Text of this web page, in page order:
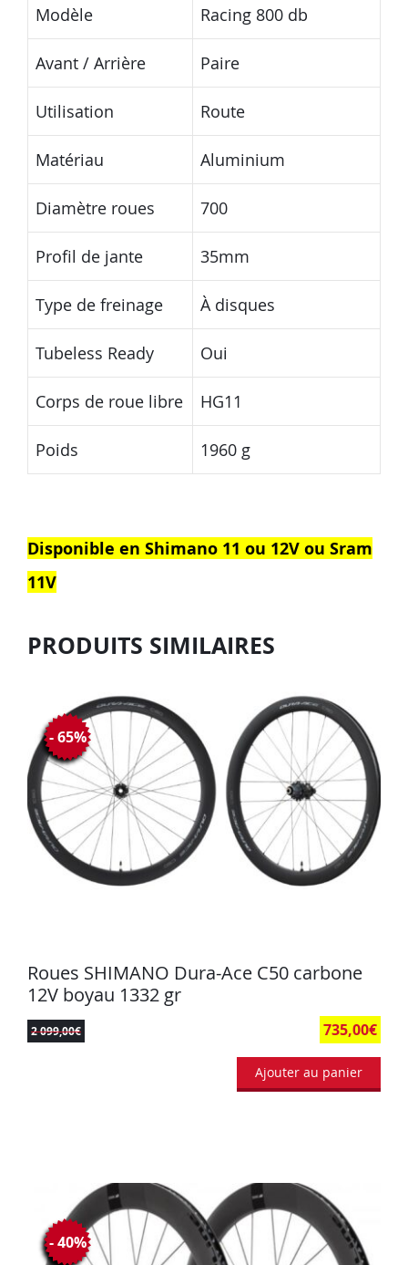
Modèle Racing 800 db
Avant / Arrière Paire
Utilisation Route
Matériau Aluminium
Diamètre roues 700
Profil de jante 35mm
Type de freinage À disques
Tubeless Ready Oui
Corps de roue libre HG11
Poids 1960 g
Disponible en Shimano 11 ou 12V ou Sram
11V
PRODUITS SIMILAIRES
Roues SHIMANO Dura-Ace C50 carbone
12V boyau 1332 gr
2 099,00€ 735,00€
- 65%
Ajouter au panier
- 40%